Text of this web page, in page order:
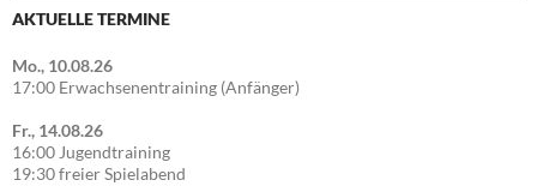
AKTUELLE TERMINE
Mo., 10.08.26
17:00 Erwachsenentraining (Anfänger)
Fr., 14.08.26
16:00 Jugendtraining
19:30 freier Spielabend